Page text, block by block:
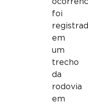
foi
em
um
trecho
da
rodovia
em